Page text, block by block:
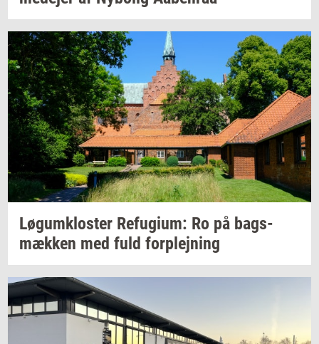
Løgum­klo­ster Re­fu­gi­um: Ro på bags­
mæk­ken med fuld for­plej­ning